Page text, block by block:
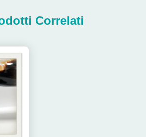
Correlati